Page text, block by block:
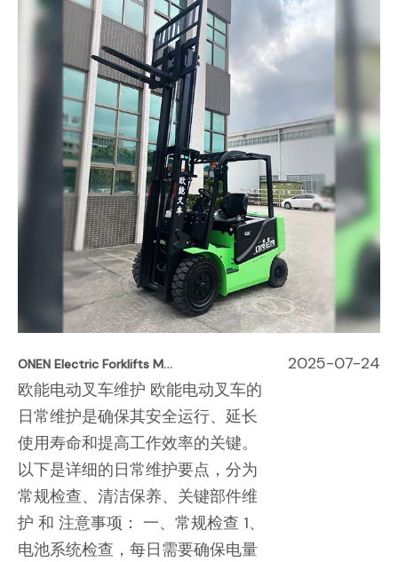
O
NEN Electric Forklifts Maintenance Explanation
欧能电动叉车维护 欧能电动叉车的
日常维护是确保其安全运行、延长
使用寿命和提高工作效率的关键。
以下是详细的日常维护要点，分为
常规检查、清洁保养、关键部件维
护 和 注意事项： 一、常规检查 1、
电池系统检查，每日需要确保电量
2025-07-24